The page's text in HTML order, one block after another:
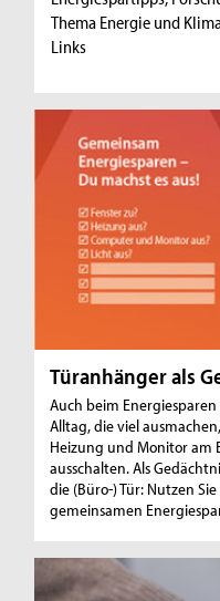
Thema Energie und
Links
Türanhänger als
Auch beim
Alltag, die viel
Heizung und Monitor am
ausschalten. Als
die (Büro-) Tür: Nutzen
gemeinsamen